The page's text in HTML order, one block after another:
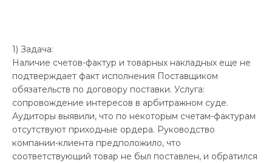
1) Задача:
Наличие счетов-фактур и товарных накладных еще не
подтверждает факт исполнения Поставщиком
обязательств по договору поставки. Услуга:
сопровождение интересов в арбитражном суде.
Аудиторы выявили, что по некоторым счетам-фактурам
отсутствуют приходные ордера. Руководство
компании-клиента предположило, что
соответствующий товар не был поставлен, и обратился